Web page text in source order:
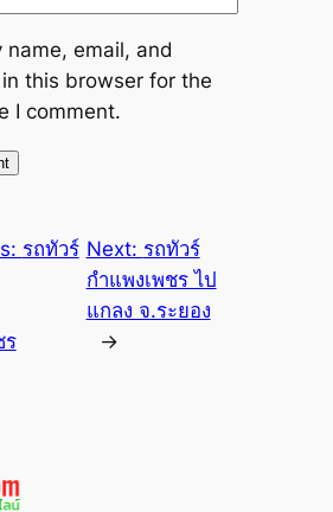
name, email, and
this browser for the
I comment.
รถทัวร์
ร
Next: รถทัวร์
กำแพงเพชร ไป
แกลง จ.ระยอง
→